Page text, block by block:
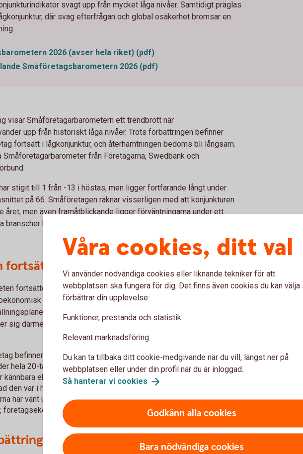
svagt upp från mycket låga nivåer. Samtidigt präglas
där svag efterfrågan och global osäkerhet bromsar en
2026 (avser hela riket) (pdf)
Småföretagsbarometern 2026 (pdf)
visar Småföretagarbarometern ett trendbrott när
upp från historiskt låga nivåer. Trots förbättringen befinner
fortsatt i lågkonjunktur, och återhämtningen bedöms bli långsam.
från Företagarna, Swedbank och
stigit till 1 från -13 i höstas, men ligger fortfarande långt under
på 66. Småföretagen räknar visserligen med att konjunkturen
året, men även framåtblickande ligger förväntningarna under ett
branscher har dessutom skruvat ned sina förväntningar jämfört
fortsätter att prägla företagens syn på framtiden. Geopolitiska
turbulens dämpar optimismen, trots att orderingång,
har vänt svagt uppåt från mycket låga nivåer.
sig därmed i en utdragen lågkonjunktur snarare än i en tydlig
befinner sig i en utdragen lågkonjunktur, som ser ut att hålla i
hela 20-talet har utmaningar och konflikter utlöst varandra. Kriget
ekonomiska effekter och dämpar konjunkturoptimismen,
den var i höstas. Orderingången, omsättningen och
har vänt upp – men vi befinner fortsatt på låga nivåer, säger
företagsekonom på Swedbank.
i lönsamheten
Våra cookies, ditt val
Vi använder nödvändiga cookies eller liknande tekniker för att
webbplatsen ska fungera för dig. Det finns även cookies du kan välja
förbättrar din upplevelse:
Funktioner, prestanda och statistik
Relevant marknadsföring
Du kan ta tillbaka ditt cookie-medgivande när du vill, längst ner på
webbplatsen eller under din profil när du är inloggad.
Så hanterar vi cookies
Godkänn alla cookies
Bara nödvändiga cookies